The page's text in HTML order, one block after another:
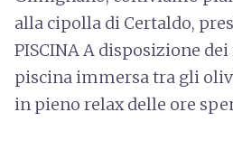
alla cipolla di Certaldo,
PISCINA A disposizione
piscina immersa tra gli
in pieno relax delle ore